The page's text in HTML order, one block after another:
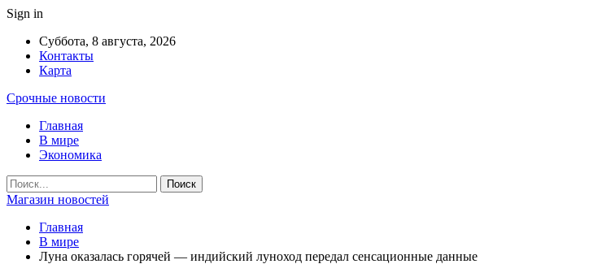
Sign in
Суббота, 8 августа, 2026
Контакты
Карта
Срочные новости
Главная
В мире
Экономика
Магазин новостей
Главная
В мире
Луна оказалась горячей — индийский луноход передал сенсационные данные